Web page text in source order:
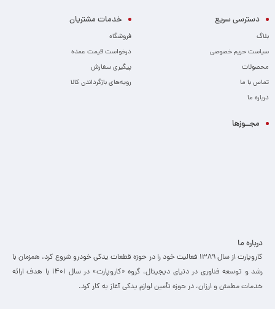
دسترسی سریع
بلاگ
سیاست حریم خصوصی
محصولات
تماس با ما
درباره ما
خدمات مشتریان
فروشگاه
درخواست قیمت عمده
پیگیری سفارش
رویه‌های بازگرداندن کالا
مجــوزها
درباره ما
کاروپارت از سال ۱۳۸۹ فعالیت خود را در حوزه قطعات یدکی خودرو شروع کرد. همزمان با
رشد و توسعه فناوری در دنیای دیجیتال، گروه «کاروپارت» در سال ۱۴۰۱ با هدف ارائه
خدمات مطمئن و ارزان، ­در حوزه تأمین لوازم یدکی آغاز به کار کرد.